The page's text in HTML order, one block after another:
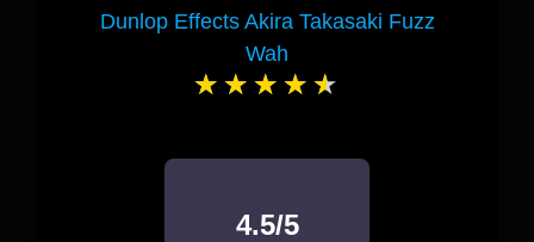
Dunlop Effects Akira Takasaki Fuzz
Wah
4.5/5